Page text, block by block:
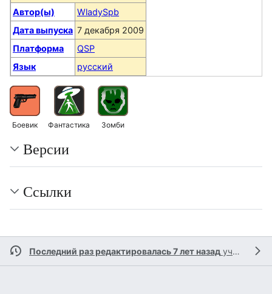
Автор(ы)
WladySpb
Дата выпуска 7 декабря 2009
Платформа
QSP
Язык
русский
Боевик Фантастика Зомби
Версии
Ссылки
Последний раз редактировалась 7 лет назад участником